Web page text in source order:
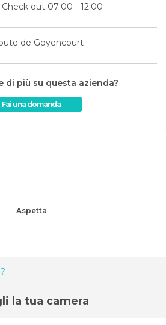
out 07:00 - 12:00
de Goyencourt
di più su questa azienda?
Fai una domanda
Aspetta
la tua camera